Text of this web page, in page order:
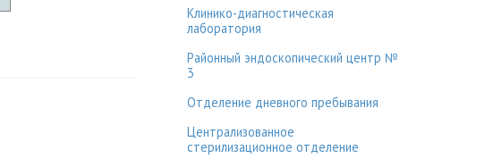
Клинико-диагностическая
лаборатория
Районный эндоскопический центр №
3
Отделение дневного пребывания
Централизованное
стерилизационное отделение